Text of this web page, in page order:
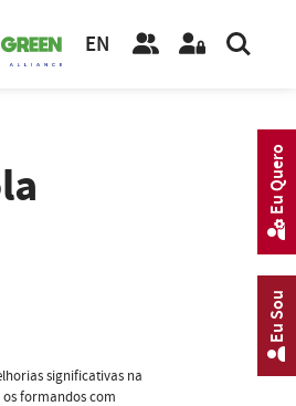
EN
significativas na
formandos com
Eu Sou
Eu Quero